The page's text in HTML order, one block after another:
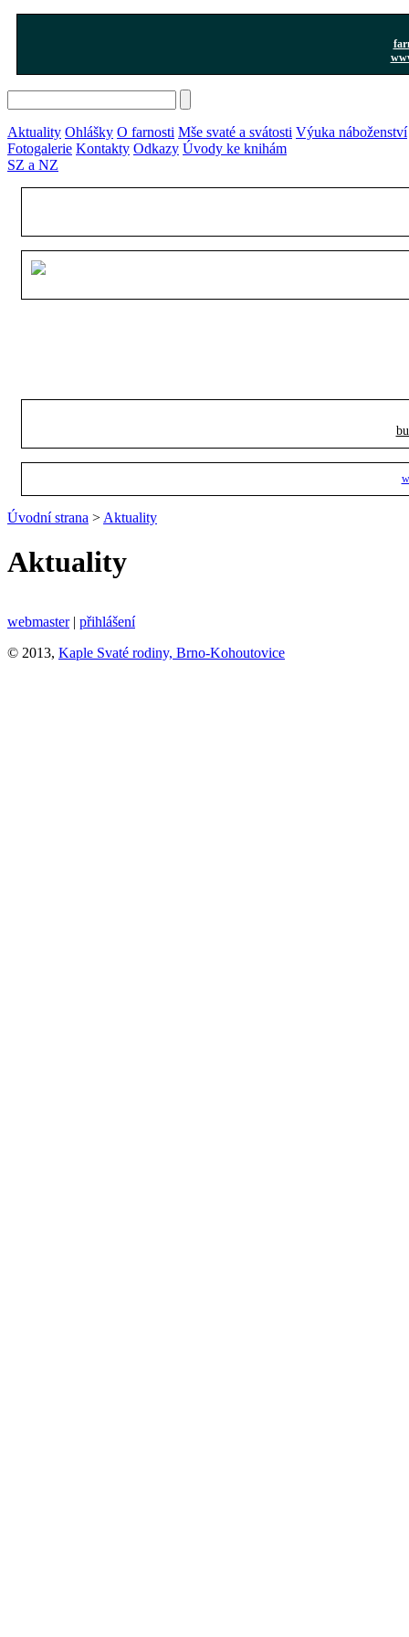
Aktuality Ohlášky O farnosti Mše svaté a svátosti Výuka náboženství
Fotogalerie Kontakty Odkazy Úvody ke knihám
SZ a NZ
Úvodní strana > Aktuality
Aktuality
webmaster| přihlášení
© 2013, Kaple Svaté rodiny, Brno-Kohoutovice